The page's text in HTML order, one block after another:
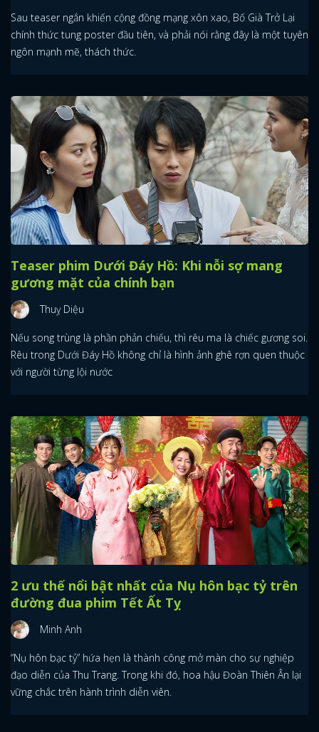
Sau teaser ngắn khiến cộng đồng mạng xôn xao, Bố Già Trở Lại
chính thức tung poster đầu tiên, và phải nói rằng đây là một tuyên
ngôn mạnh mẽ, thách thức.
Teaser phim Dưới Đáy Hồ: Khi nỗi sợ mang
gương mặt của chính bạn
Thuỵ Diệu
Nếu song trùng là phần phản chiếu, thì rêu ma là chiếc gương soi.
Rêu trong Dưới Đáy Hồ không chỉ là hình ảnh ghê rợn quen thuộc
với người từng lội nước
2 ưu thế nổi bật nhất của Nụ hôn bạc tỷ trên
đường đua phim Tết Ất Tỵ
Minh Anh
“Nụ hôn bạc tỷ” hứa hẹn là thành công mở màn cho sự nghiệp
đạo diễn của Thu Trang. Trong khi đó, hoa hậu Đoàn Thiên Ân lại
vững chắc trên hành trình diễn viên.